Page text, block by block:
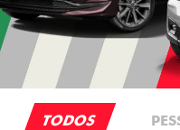
TODOS